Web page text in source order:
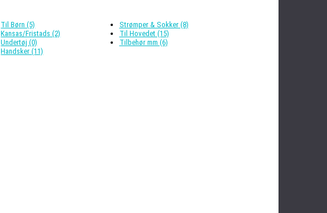
Til Børn (5)
Kansas/Fristads (2)
Undertøj (0)
Handsker (11)
Strømper & Sokker (8)
Til Hovedet (15)
Tilbehør mm (6)